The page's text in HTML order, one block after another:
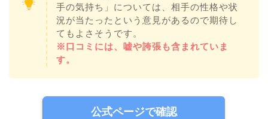
手の気持ち」については、相手の性格や状
況が当たったという意見があるので期待し
てもよさそうです。
※口コミには、嘘や誇張も含まれていま
す。
公式ページで確認